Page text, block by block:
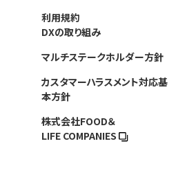
利用規約
DXの取り組み
マルチステークホルダー方針
カスタマーハラスメント対応基
本方針
株式会社FOOD＆
LIFE COMPANIES